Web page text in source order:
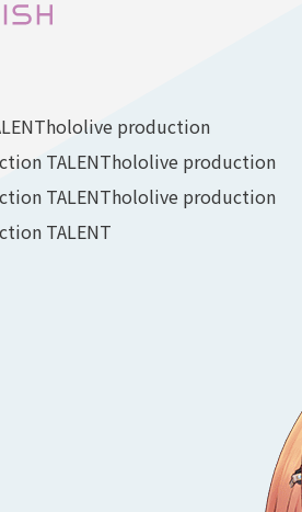
hololive production
TALENThololive production
TALENThololive production
TALENT